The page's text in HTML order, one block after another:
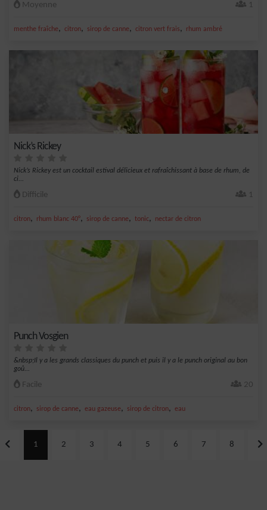
Moyenne 1
menthe fraîche, citron, sirop de canne, citron vert frais, rhum ambré
Nick’s Rickey
Nick’s Rickey est un cocktail estival délicieux et rafraîchissant à base de rhum, de
ci...
Difficile 1
citron, rhum blanc 40°, sirop de canne, tonic, nectar de citron
Punch Vosgien
&nbsp;Il y a les grands classiques du punch et puis il y a le punch original au bon
goû...
Facile 20
citron, sirop de canne, eau gazeuse, sirop de citron, eau
1 2 3 4 5 6 7 8